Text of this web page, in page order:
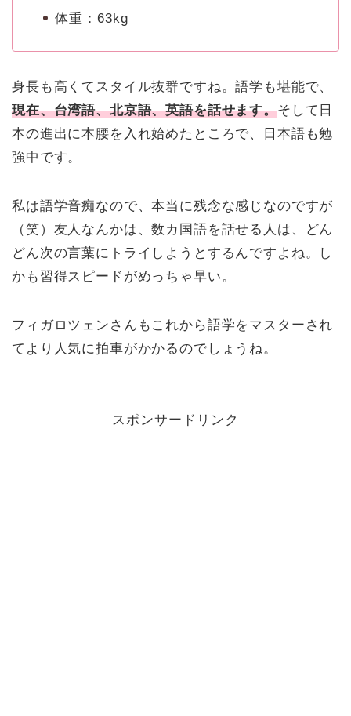
体重：63kg
身長も高くてスタイル抜群ですね。語学も堪能で、
現在、台湾語、北京語、英語を話せます。そして日
本の進出に本腰を入れ始めたところで、日本語も勉
強中です。
私は語学音痴なので、本当に残念な感じなのですが
（笑）友人なんかは、数カ国語を話せる人は、どん
どん次の言葉にトライしようとするんですよね。し
かも習得スピードがめっちゃ早い。
フィガロツェンさんもこれから語学をマスターされ
てより人気に拍車がかかるのでしょうね。
スポンサードリンク